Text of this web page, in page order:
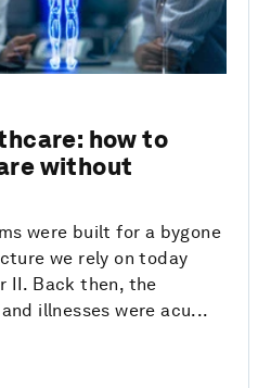
how to
without
were built for a bygone
we rely on today
II. Back then, the
illnesses were acu...